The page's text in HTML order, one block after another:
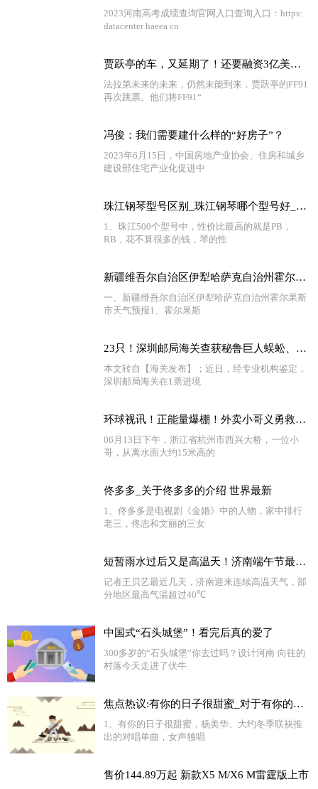
2023河南高考成绩查询官网入口查询入口：https:
datacenter haeea cn
贾跃亭的车，又延期了！还要融资3亿美元，股价瞬间跌超1/3！那位花220万买车的老哥还好吗？ 全球热闻
法拉第未来的未来，仍然未能到来，贾跃亭的FF91
再次跳票。他们将FF91“
冯俊：我们需要建什么样的“好房子”？
2023年6月15日，中国房地产业协会、住房和城乡
建设部住宅产业化促进中
珠江钢琴型号区别_珠江钢琴哪个型号好_世界简讯
1、珠江500个型号中，性价比最高的就是PB，
RB，花不算很多的钱，琴的性
新疆维吾尔自治区伊犁哈萨克自治州霍尔果斯市2023-06-14 13:14发布雷电黄色预警-当前热议
一、新疆维吾尔自治区伊犁哈萨克自治州霍尔果斯
市天气预报1、霍尔果斯
23只！深圳邮局海关查获秘鲁巨人蜈蚣、加拉帕格斯巨人蜈蚣
本文转自【海关发布】；近日，经专业机构鉴定，
深圳邮局海关在1票进境
环球视讯！正能量爆棚！外卖小哥义勇救人拒收奖金，网友集体高呼：收下吧！
06月13日下午，浙江省杭州市西兴大桥，一位小
哥，从离水面大约15米高的
佟多多_关于佟多多的介绍 世界最新
1、佟多多是电视剧《金婚》中的人物，家中排行
老三，佟志和文丽的三女
短暂雨水过后又是高温天！济南端午节最高温预计39℃左右
记者王贝艺最近几天，济南迎来连续高温天气，部
分地区最高气温超过40℃
中国式“石头城堡”！看完后真的爱了
300多岁的“石头城堡”你去过吗？设计河南·向往的
村落今天走进了伏牛
焦点热议:有你的日子很甜蜜_对于有你的日子很甜蜜简单介绍
1、有你的日子很甜蜜，杨美华、大约冬季联袂推
出的对唱单曲，女声独唱
售价144.89万起 新款X5 M/X6 M雷霆版上市